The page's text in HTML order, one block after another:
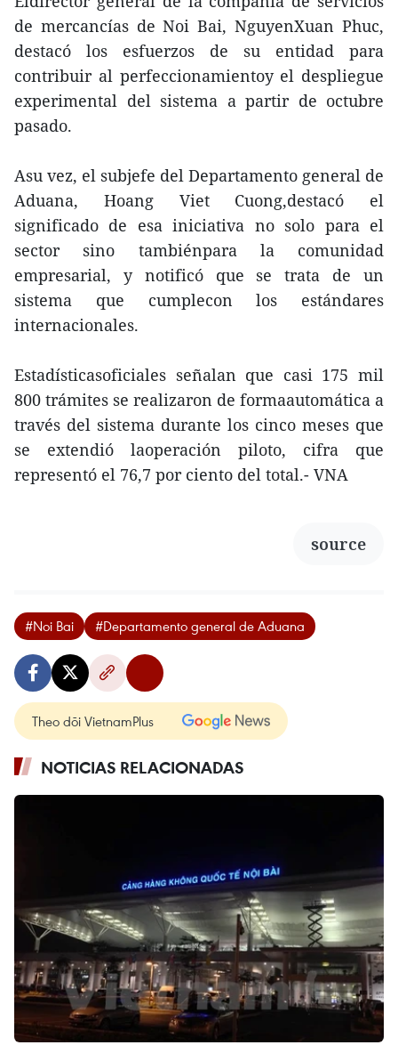
de mercancías de Noi Bai, NguyenXuan Phuc,
destacó los esfuerzos de su entidad para
contribuir al perfeccionamientoy el despliegue
experimental del sistema a partir de octubre
pasado.
Asu vez, el subjefe del Departamento general de
Aduana, Hoang Viet Cuong,destacó el
significado de esa iniciativa no solo para el
sector sino tambiénpara la comunidad
empresarial, y notificó que se trata de un
sistema que cumplecon los estándares
internacionales.
Estadísticasoficiales señalan que casi 175 mil
800 trámites se realizaron de formaautomática a
través del sistema durante los cinco meses que
se extendió laoperación piloto, cifra que
representó el 76,7 por ciento del total.- VNA
source
#Noi Bai #Departamento general de Aduana
Theo dõi VietnamPlus
NOTICIAS RELACIONADAS